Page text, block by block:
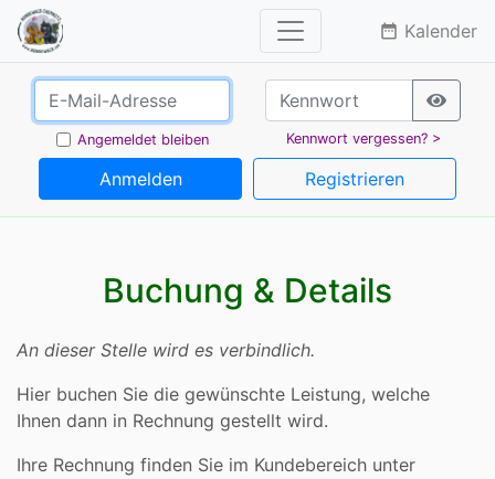
date_range Kalender
Angemeldet bleiben Kennwort vergessen? >
Anmelden Registrieren
Buchung & Details
An dieser Stelle wird es verbindlich.
Hier buchen Sie die gewünschte Leistung, welche
Ihnen dann in Rechnung gestellt wird.
Ihre Rechnung finden Sie im Kundebereich unter